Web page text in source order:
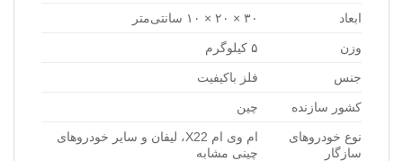
ابعاد
۳۰ × ۲۰ × ۱۰ سانتی‌متر
وزن ۵ کیلوگرم
جنس فلز باکیفیت
کشور سازنده چین
نوع خودروهای
سازگار
ام وی ام X22، لیفان و سایر خودروهای
چینی مشابه